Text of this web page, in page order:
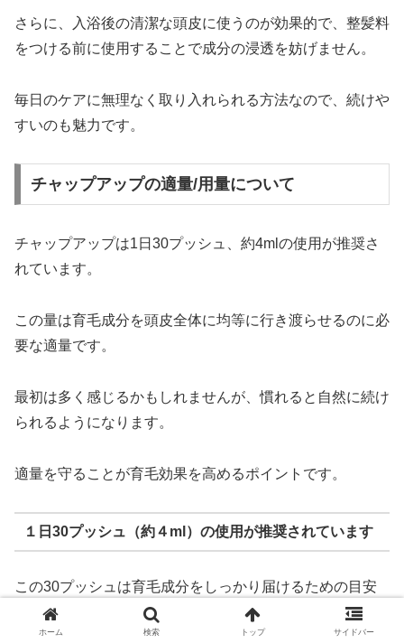
さらに、入浴後の清潔な頭皮に使うのが効果的で、整髪料
をつける前に使用することで成分の浸透を妨げません。
毎日のケアに無理なく取り入れられる方法なので、続けや
すいのも魅力です。
チャップアップの適量/用量について
チャップアップは1日30プッシュ、約4mlの使用が推奨さ
れています。
この量は育毛成分を頭皮全体に均等に行き渡らせるのに必
要な適量です。
最初は多く感じるかもしれませんが、慣れると自然に続け
られるようになります。
適量を守ることが育毛効果を高めるポイントです。
１日30プッシュ（約４ml）の使用が推奨されています
この30プッシュは育毛成分をしっかり届けるための目安
量で、均等に塗布することで頭皮の隅々までケアができま
す。ホーム 検索 トップ サイドバー